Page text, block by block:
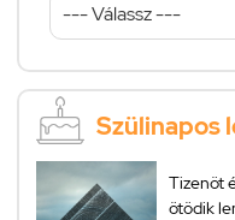
Szülinapos
Tizenöt
ötödik